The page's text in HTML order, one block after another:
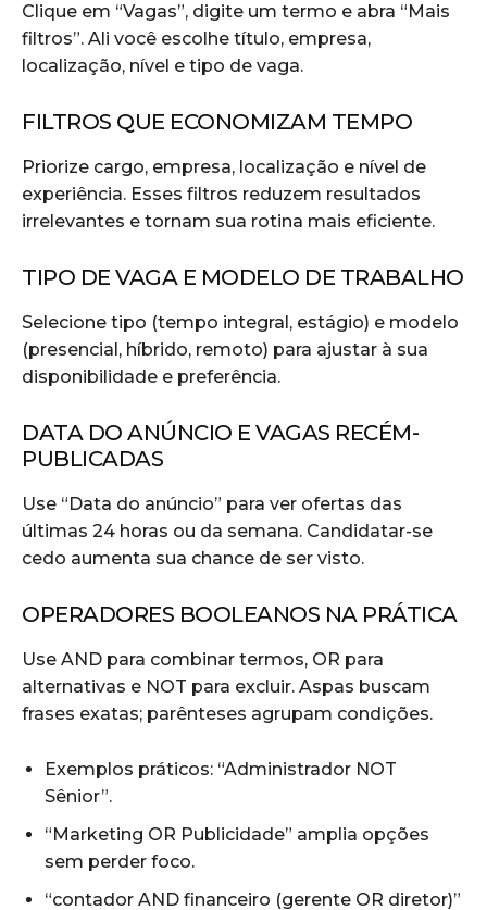
Clique em “Vagas”, digite um termo e abra “Mais
filtros”. Ali você escolhe título, empresa,
localização, nível e tipo de vaga.
FILTROS QUE ECONOMIZAM TEMPO
Priorize cargo, empresa, localização e nível de
experiência. Esses filtros reduzem resultados
irrelevantes e tornam sua rotina mais eficiente.
TIPO DE VAGA E MODELO DE TRABALHO
Selecione tipo (tempo integral, estágio) e modelo
(presencial, híbrido, remoto) para ajustar à sua
disponibilidade e preferência.
DATA DO ANÚNCIO E VAGAS RECÉM-
PUBLICADAS
Use “Data do anúncio” para ver ofertas das
últimas 24 horas ou da semana. Candidatar-se
cedo aumenta sua chance de ser visto.
OPERADORES BOOLEANOS NA PRÁTICA
Use AND para combinar termos, OR para
alternativas e NOT para excluir. Aspas buscam
frases exatas; parênteses agrupam condições.
Exemplos práticos: “Administrador NOT
Sênior”.
“Marketing OR Publicidade” amplia opções
sem perder foco.
“contador AND financeiro (gerente OR diretor)”